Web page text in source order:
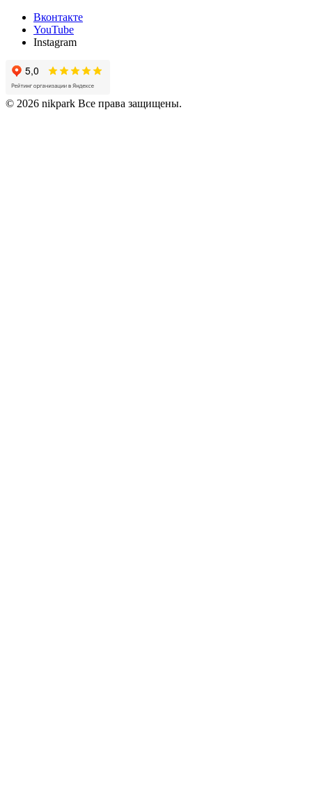
Вконтакте
YouTube
Instagram
© 2026 nikpark Все права защищены.